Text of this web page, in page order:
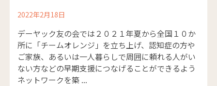
2022年2月18日
デーヤック友の会では２０２１年夏から全国１０か
所に「チームオレンジ」を立ち上げ、認知症の方や
ご家族、あるいは一人暮らしで周囲に頼れる人がい
ない方などの早期支援につなげることができるよう
ネットワークを築 ...